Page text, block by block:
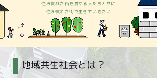
​住み慣れた街を愛する人たちと共に
​住み慣れた街で生きていきたい
地域共生社会とは？